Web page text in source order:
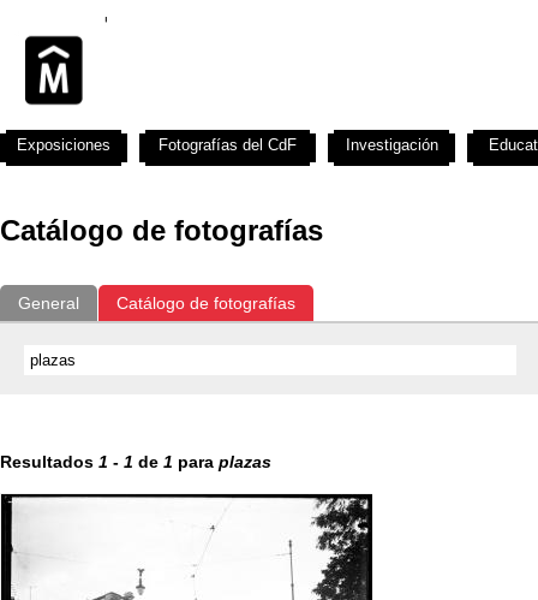
Catálogo de fotografías
General Catálogo de fotografías
Resultados 1 - 1 de 1 para plazas
Exposiciones Fotografías del CdF Investigación